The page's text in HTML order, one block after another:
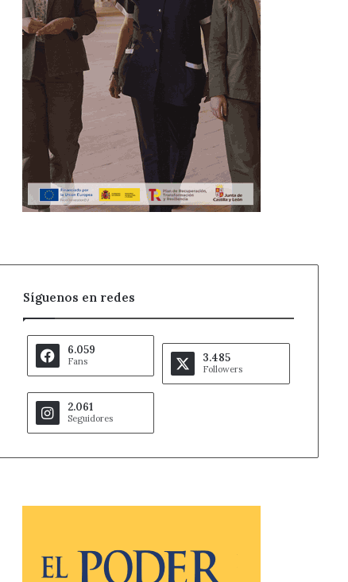
Síguenos en redes
6.059
Fans 3.485
Followers
2.061
Seguidores